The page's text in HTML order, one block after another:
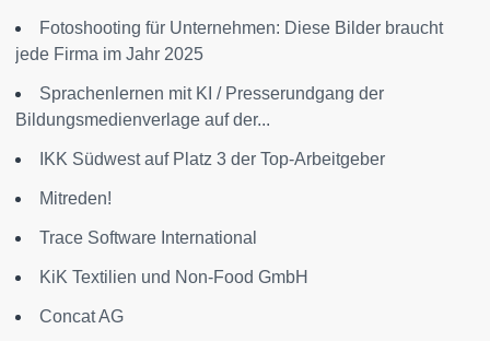
Fotoshooting für Unternehmen: Diese Bilder braucht
jede Firma im Jahr 2025
Sprachenlernen mit KI / Presserundgang der
Bildungsmedienverlage auf der...
IKK Südwest auf Platz 3 der Top-Arbeitgeber
Mitreden!
Trace Software International
KiK Textilien und Non-Food GmbH
Concat AG